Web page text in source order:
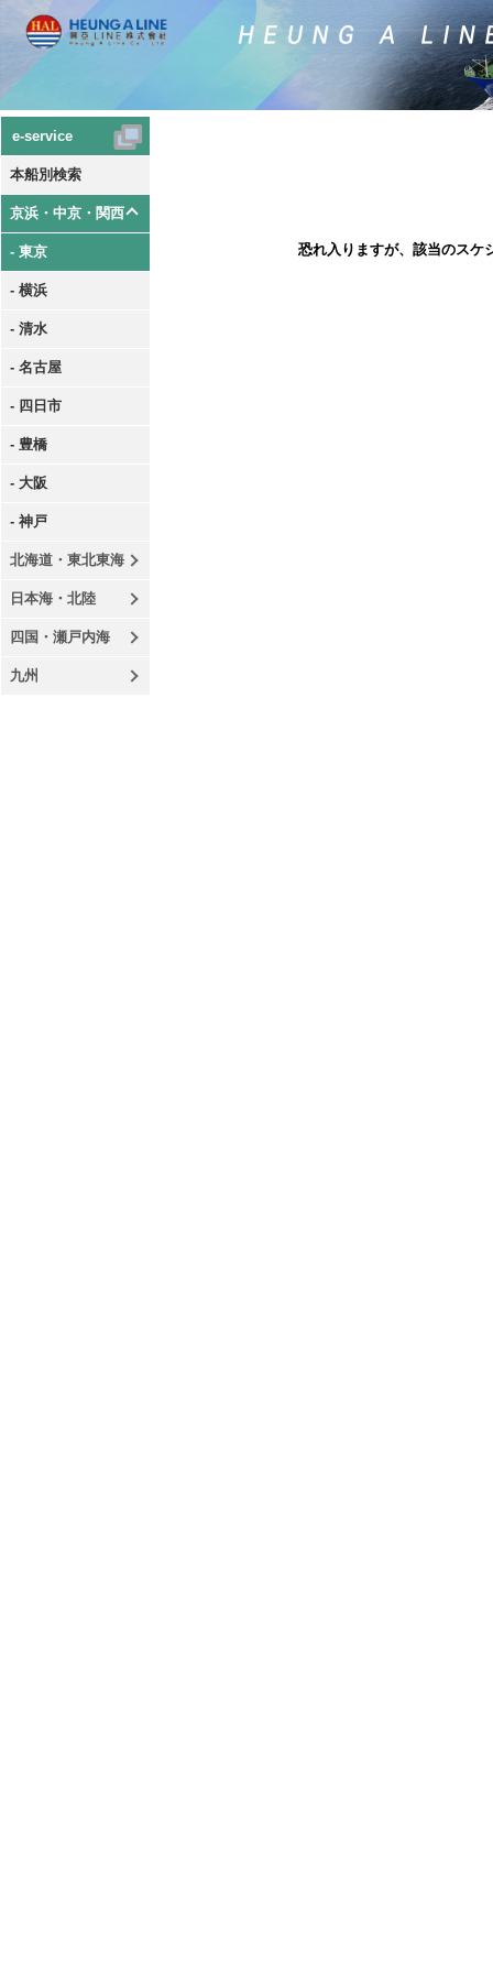
e-service
本船別検索
京浜・中京・関西
- 東京
- 横浜
- 清水
- 名古屋
- 四日市
- 豊橋
- 大阪
- 神戸
北海道・東北東海
日本海・北陸
四国・瀬戸内海
九州
恐れ入りますが、該当のスケ